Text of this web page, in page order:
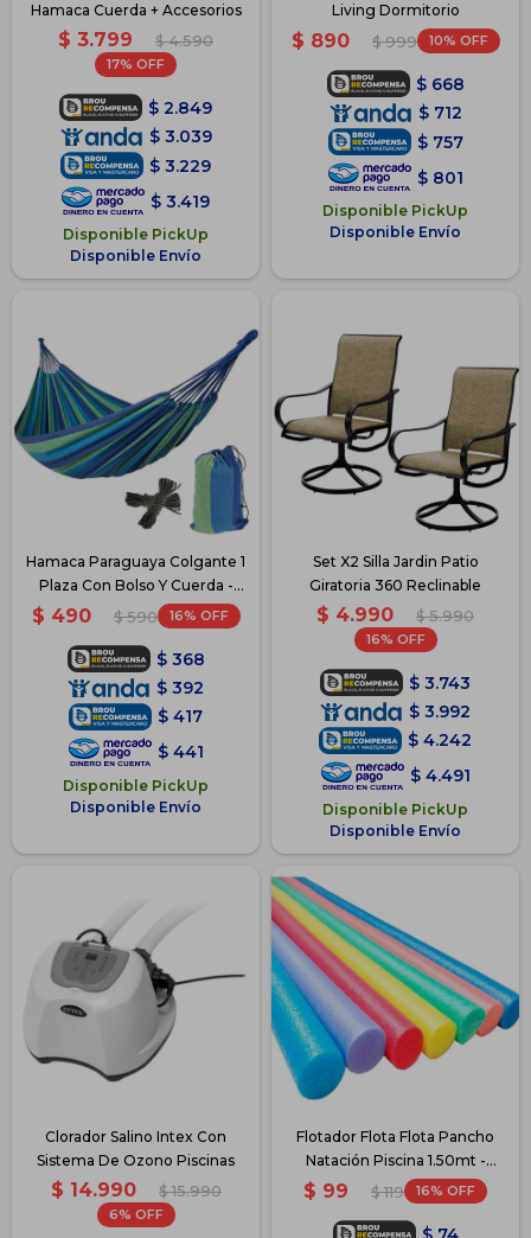
Hamaca Cuerda + Accesorios
$ 3.799 $ 4.590
17
$ 2.849
$ 3.039
$ 3.229
$ 3.419
Disponible PickUp
Disponible Envío
Living Dormitorio
$ 890 $ 999 10
$ 668
$ 712
$ 757
$ 801
Disponible PickUp
Disponible Envío
Hamaca Paraguaya Colgante 1
Plaza Con Bolso Y Cuerda -
Azul y Verde
$ 490 $ 590 16
$ 368
$ 392
$ 417
$ 441
Disponible PickUp
Disponible Envío
Set X2 Silla Jardin Patio
Giratoria 360 Reclinable
$ 4.990 $ 5.990
16
$ 3.743
$ 3.992
$ 4.242
$ 4.491
Disponible PickUp
Disponible Envío
Clorador Salino Intex Con
Sistema De Ozono Piscinas
$ 14.990 $ 15.990
6
Flotador Flota Flota Pancho
Natación Piscina 1.50mt -
1.50mts
$ 99 $ 119 16